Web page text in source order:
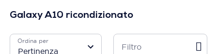
Galaxy A10 ricondizionato
Ordina per
Filtro